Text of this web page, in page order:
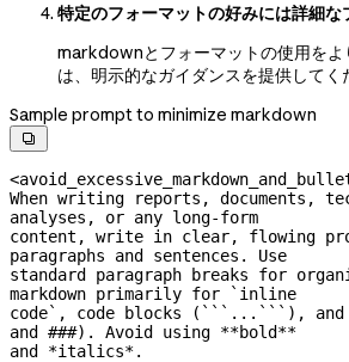
特定のフォーマットの好みには詳細な
markdownとフォーマットの使用をよ
は、明示的なガイダンスを提供してく
Sample prompt to minimize markdown

When writing reports, documents,
analyses, or any long-form
content, write in clear, flowing
paragraphs and sentences. Use
standard paragraph breaks for
markdown primarily for `inline
code`, code blocks (```...```), and
and ###). Avoid using **bold**
and *italics*.